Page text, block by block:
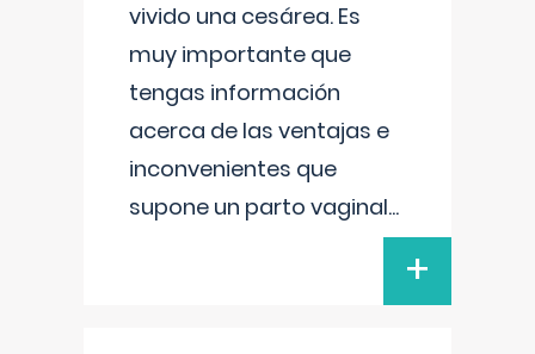
vivido una cesárea. Es
muy importante que
tengas información
acerca de las ventajas e
inconvenientes que
supone un parto vaginal...
+